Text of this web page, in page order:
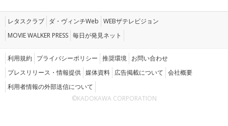
レタスクラブ ダ・ヴィンチWeb WEBザテレビジョン
MOVIE WALKER PRESS 毎日が発見ネット
利用規約 プライバシーポリシー 推奨環境 お問い合わせ
プレスリリース・情報提供 媒体資料 広告掲載について 会社概要
利用者情報の外部送信について
©KADOKAWA CORPORATION